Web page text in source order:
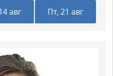
авг Пт, 21 авг